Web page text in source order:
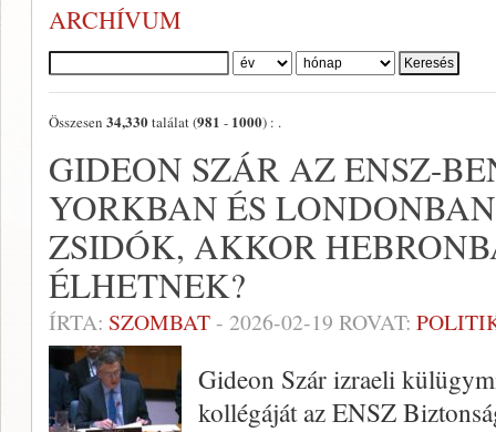
ARCHÍVUM
Szerző:
Összesen 34,330találat (981 - 1000) : .
GIDEON SZÁR AZ ENSZ-
YORKBAN ÉS
ZSIDÓK, AKKOR
ÉLHETNEK?
ÍRTA: SZOMBAT- 2026-02-19 ROVAT:
Gideon Szár izraeli
kollégáját az ENSZ